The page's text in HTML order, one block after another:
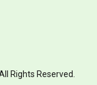
Rights Reserved.